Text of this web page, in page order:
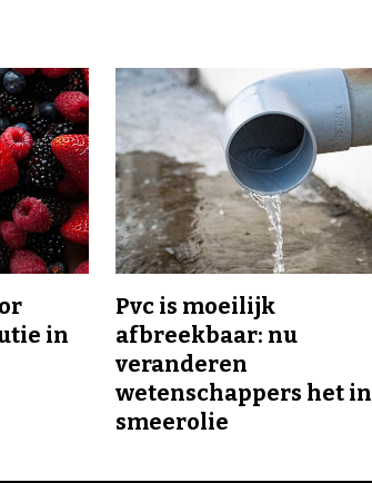
in
Pvc is moeilijk
afbreekbaar: nu
veranderen
wetenschappers het in
smeerolie